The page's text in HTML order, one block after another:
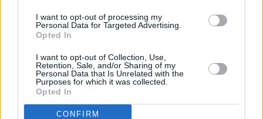
I want to opt-out of processing my
Personal Data for Targeted Advertising.
Opted In
I want to opt-out of Collection, Use,
Retention, Sale, and/or Sharing of my
Personal Data that Is Unrelated with the
Purposes for which it was collected.
Opted In
CONFIRM